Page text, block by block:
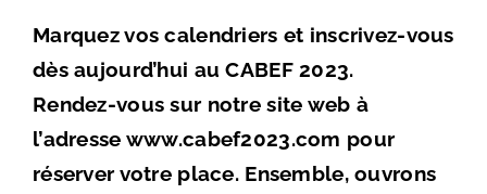
Marquez vos calendriers et inscrivez-vous
dès aujourd’hui au CABEF 2023.
Rendez-vous sur notre site web à
l’adresse www.cabef2023.com pour
réserver votre place. Ensemble, ouvrons